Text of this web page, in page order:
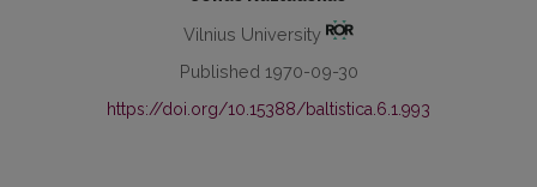
Vilnius University
Published 1970-09-30
https://doi.org/10.15388/baltistica.6.1.993